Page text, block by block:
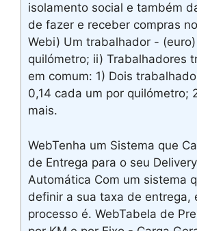
isolamento social e também
de fazer e receber compras
Webi) Um trabalhador -
quilómetro; ii) Trabalhadores
em comum: 1) Dois
0,14 cada um por quilómetro;
mais.
WebTenha um Sistema que
de Entrega para o seu
Automática Com um sistema
definir a sua taxa de entrega,
processo é. WebTabela de